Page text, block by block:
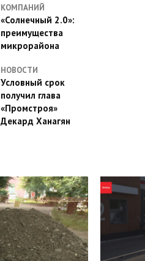
КОМПАНИЙ
«Солнечный 2.0»:
преимущества
микрорайона
НОВОСТИ
Условный срок
получил глава
«Промстроя»
Декард Ханагян